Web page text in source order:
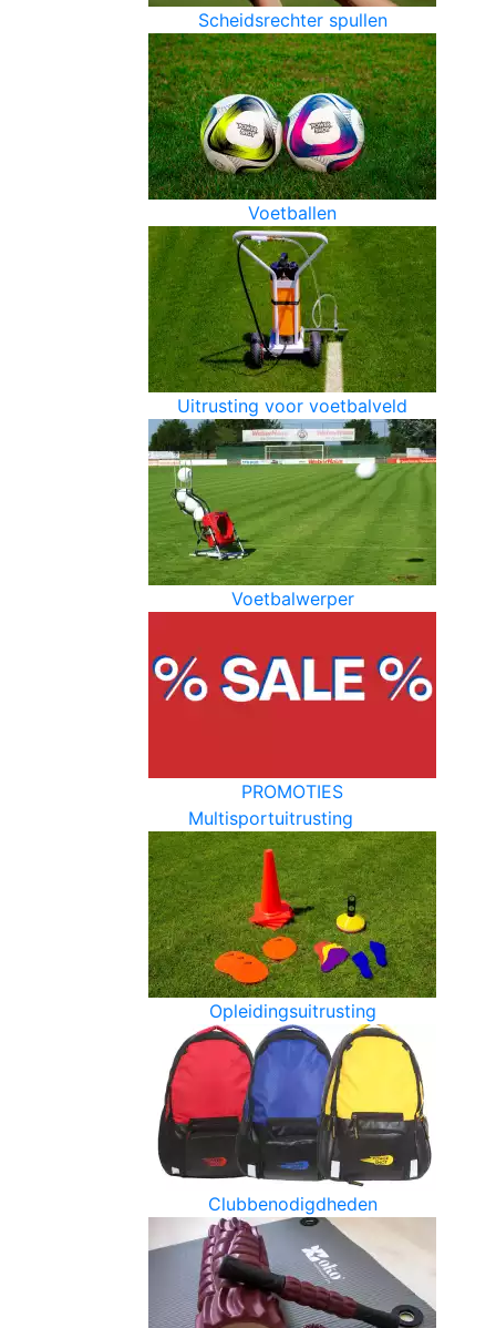
Scheidsrechter spullen
Voetballen
Uitrusting voor voetbalveld
Voetbalwerper
PROMOTIES
Multisportuitrusting
Opleidingsuitrusting
Clubbenodigdheden